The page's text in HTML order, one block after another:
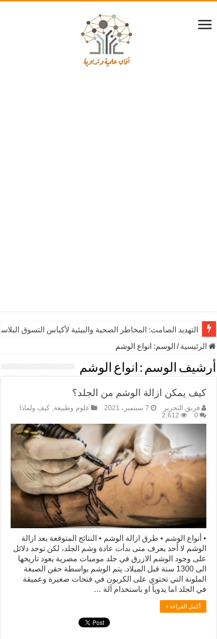
التهديد الصامت: المخاطر الصحية والبيئية لأكياس التسوق
الرئيسية/ الوسم: انواع الوشم
أرشيف الوسم : انواع الوشم
كيف يمكن ازالة الوشم من الجلد؟
فريق التحرير 7 سبتمبر، 2021 علوم وطبيعة, كيف ولماذا
0
2,612
• أنواع الوشم • طرق ازالة الوشم • النتائج المتوقعة بعد ازالة
الوشم لا أحد يعرف متى بدأت عادة وشم الجلد، لكن توجد دلائل
على وجود الوشم الازرق في جلد موميات مصرية يعود تاريخها
الى 1300 سنة قبل الميلاد. يتم الوشم بواسطة حقن الصبغة
الملونة التي تحتوي على الكربون في فتحات صغيرة وعميقة
في الجلد اما يدوياً او باستخدام آلة …
أكمل القراءة »